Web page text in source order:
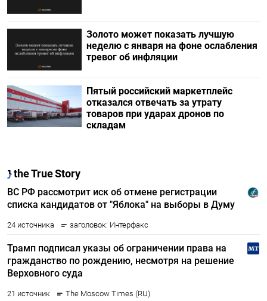
Золото может показать лучшую
неделю с января на фоне ослабления
тревог об инфляции
Пятый российский маркетплейс
отказался отвечать за утрату
товаров при ударах дронов по
складам